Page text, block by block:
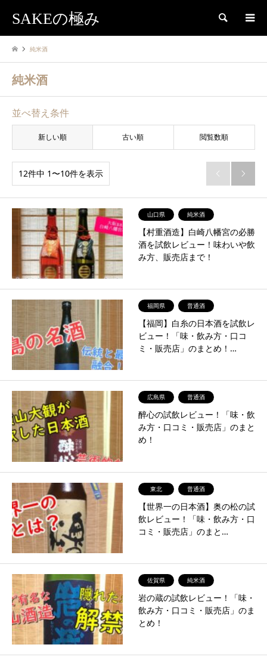
SAKEの極み 検索
純米酒
純米酒
並べ替え条件
新しい順 古い順 閲覧数順
12件中 1〜10件を表示  
山口県 純米酒
【村重酒造】白崎八幡宮の必勝
酒を試飲レビュー！味わいや飲
み方、販売店まで！
福岡県 普通酒
【福岡】白糸の日本酒を試飲レ
ビュー！「味・飲み方・口コ
ミ・販売店」のまとめ！…
広島県 普通酒
醉心の試飲レビュー！「味・飲
み方・口コミ・販売店」のまと
め！
東北 普通酒
【世界一の日本酒】奥の松の試
飲レビュー！「味・飲み方・口
コミ・販売店」のまと…
佐賀県 純米酒
岩の蔵の試飲レビュー！「味・
飲み方・口コミ・販売店」のま
とめ！